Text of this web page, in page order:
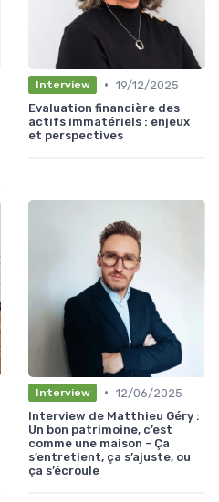
Interview • 19/12/2025
Evaluation financière des
actifs immatériels : enjeux
et perspectives
Interview • 12/06/2025
Interview de Matthieu Géry :
Un bon patrimoine, c’est
comme une maison - Ça
s’entretient, ça s’ajuste, ou
ça s’écroule